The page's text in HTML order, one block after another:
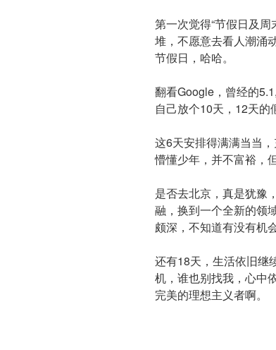
第一次觉得“节假日及
堆，不愿意去看人潮涌
节假日，哈哈。
翻看Google，曾经的
自己放个10天，12天的
这6天安排得满满当当
懵懂少年，并不富裕，
是否去北京，真是犹豫
融，换到一个全新的领
颇深，不知道有没有机
还有18天，生活依旧继
机，谁也别找我，心中
完美的理想主义者啊。